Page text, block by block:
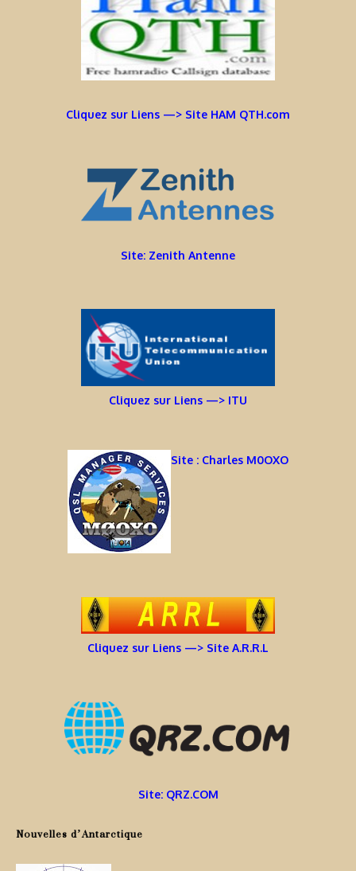
Cliquez sur Liens —> Site HAM QTH.com
Site: Zenith Antenne
Cliquez sur Liens —> ITU
Site : Charles M0OXO
Cliquez sur Liens —> Site A.R.R.L
Site: QRZ.COM
Nouvelles d’Antarctique